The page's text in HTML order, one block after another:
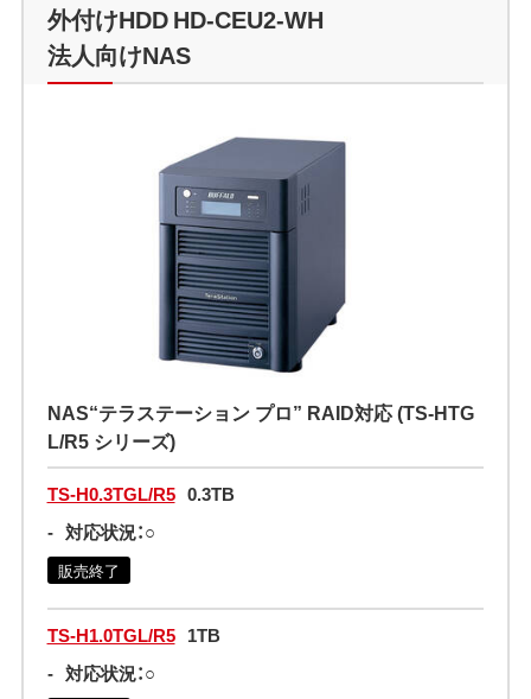
外付けHDD HD-CEU2-WH
法人向けNAS
NAS“テラステーション プロ” RAID対応 (TS-HTG
L/R5 シリーズ)
TS-H0.3TGL/R5 0.3TB
- 対応状況：○
販売終了
TS-H1.0TGL/R5 1TB
- 対応状況：○